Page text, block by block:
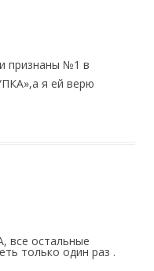
признаны №1 в
я ей верю
все остальные
только один раз .